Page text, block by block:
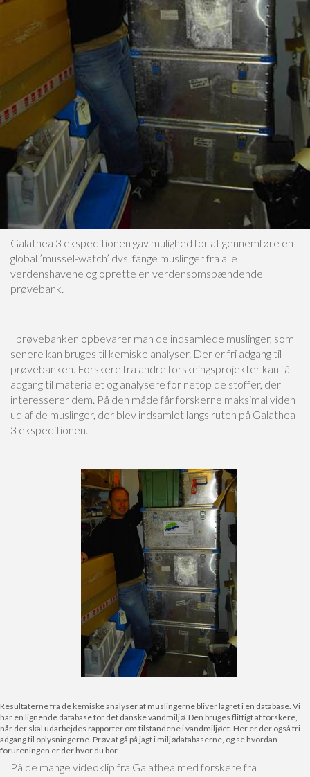
Galathea 3 ekspeditionen gav mulighed for at gennemføre en
global ’mussel-watch’ dvs. fange muslinger fra alle
verdenshavene og oprette en verdensomspændende
prøvebank.
I prøvebanken opbevarer man de indsamlede muslinger, som
senere kan bruges til kemiske analyser. Der er fri adgang til
prøvebanken. Forskere fra andre forskningsprojekter kan få
adgang til materialet og analysere for netop de stoffer, der
interesserer dem. På den måde får forskerne maksimal viden
ud af de muslinger, der blev indsamlet langs ruten på Galathea
3 ekspeditionen.
Resultaterne fra de kemiske analyser af muslingerne bliver lagret i en database. Vi
har en lignende database for det danske vandmiljø. Den bruges flittigt af forskere,
når der skal udarbejdes rapporter om tilstandene i vandmiljøet. Her er der også fri
adgang til oplysningerne. Prøv at gå på jagt i miljødatabaserne, og se hvordan
forureningen er der hvor du bor.
På de mange videoklip fra Galathea med forskere fra